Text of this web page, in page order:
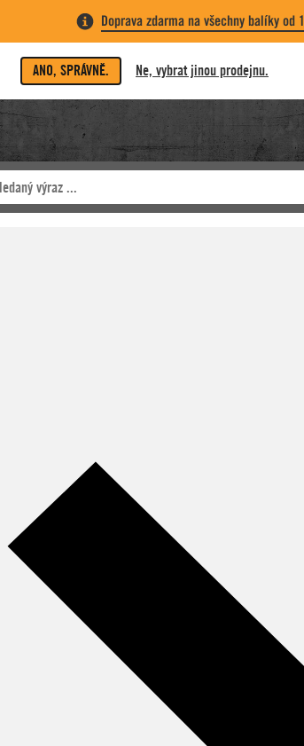
Doprava zdarma na všechny balíky od
ANO, SPRÁVNĚ. Ne, vybrat jinou prodejnu.